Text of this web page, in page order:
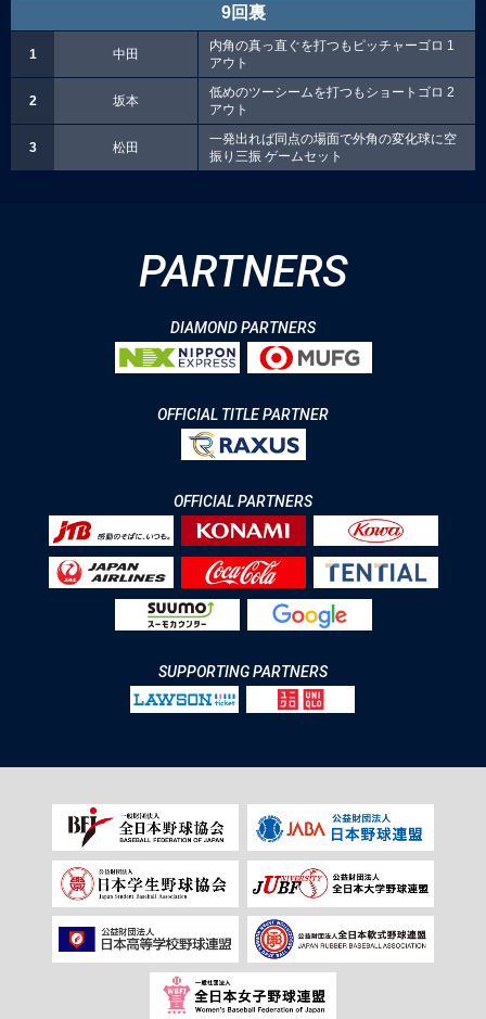
9回裏
1 中田
内角の真っ直ぐを打つもピッチャーゴロ 1
アウト
2 坂本
低めのツーシームを打つもショートゴロ 2
アウト
3 松田
一発出れば同点の場面で外角の変化球に空
振り三振 ゲームセット
PARTNERS
DIAMOND PARTNERS
OFFICIAL TITLE PARTNER
OFFICIAL PARTNERS
SUPPORTING PARTNERS